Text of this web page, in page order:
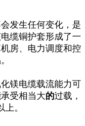
发生任何变化，是
缆铜护套形成了一
房、电力调度和控
镁电缆载流能力可
受相当大的过载，
上。